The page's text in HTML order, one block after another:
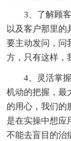
3、了解顾
以及客户那里的
要主动发问，问
方，只有这样，
4、灵活掌
机动的把握，最
的用心，我们的
是在实操中想应
不能去盲目的治